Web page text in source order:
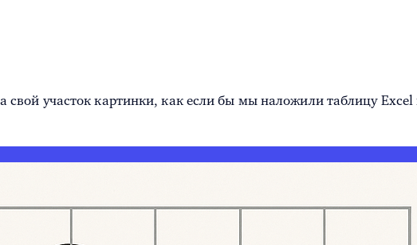
свой участок картинки, как если бы мы наложили таблицу